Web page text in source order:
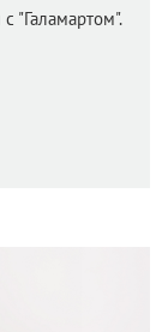
"Галамартом".